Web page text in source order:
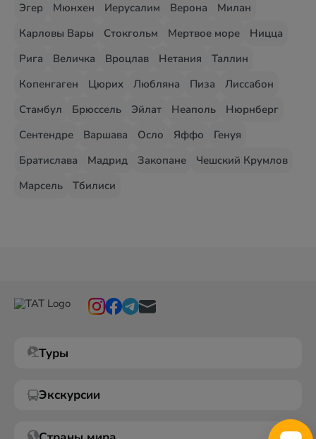
Эгер
Мюнхен Иерусалим Верона
Милан
Карловы Вары
Стокгольм Мертвое море
Ницца
Рига
Величка Вроцлав Нетания
Таллин
Копенгаген
Цюрих Любляна Пиза
Лиссабон
Стамбул
Брюссель Эйлат Неаполь
Нюрнберг
Сентендре
Варшава Осло Яффо
Генуя
Братислава
Мадрид Закопане
Чешский Крумлов
Марсель
Тбилиси
Туры
Экскурсии